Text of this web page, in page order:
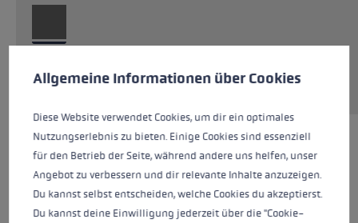
Ersatzteil anfragen
Cookie-Voreinstellungen
Allgemeine Informationen über Cookies
Diese Website verwendet Cookies, um dir ein optimales
Nutzungserlebnis zu bieten. Einige Cookies sind essenziell
für den Betrieb der Seite, während andere uns helfen, unser
Angebot zu verbessern und dir relevante Inhalte anzuzeigen.
Du kannst selbst entscheiden, welche Cookies du akzeptierst.
Du kannst deine Einwilligung jederzeit über die "Cookie-